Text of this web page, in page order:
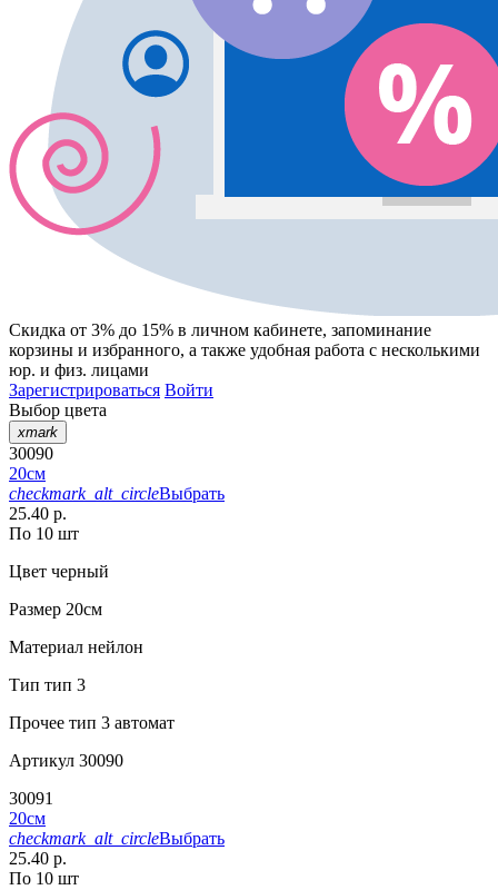
Скидка от 3% до 15% в личном кабинете, запоминание
корзины и избранного, а также удобная работа с несколькими
юр. и физ. лицами
Зарегистрироваться Войти
Выбор цвета
xmark
30090
20см
checkmark_alt_circleВыбрать
25.40 р.
По 10 шт
Цвет черный
Размер 20см
Материал нейлон
Тип тип 3
Прочее тип 3 автомат
Артикул 30090
30091
20см
checkmark_alt_circleВыбрать
25.40 р.
По 10 шт